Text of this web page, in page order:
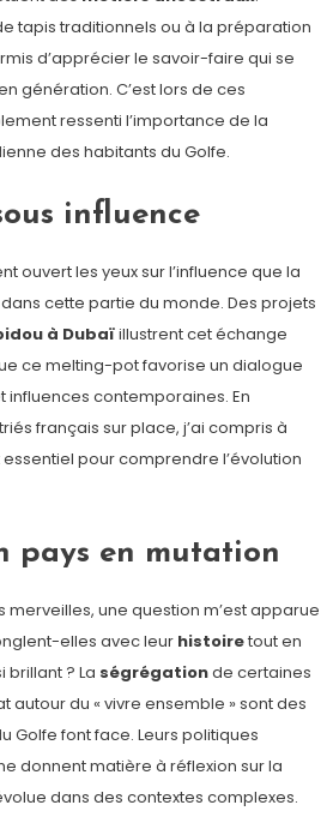
tapis traditionnels ou à la préparation
d’apprécier le savoir-faire qui se
génération. C’est lors de ces
ressenti l’importance de la
des habitants du Golfe.
influence
ouvert les yeux sur l’influence que la
cette partie du monde. Des projets
à Dubaïillustrent cet échange
ce melting-pot favorise un dialogue
contemporaines. En
français sur place, j’ai compris à
pour comprendre l’évolution
pays en mutation
merveilles, une question m’est apparue
elles avec leur histoiretout en
brillant ? La ségrégationde certaines
autour du « vivre ensemble » sont des
Golfe font face. Leurs politiques
donnent matière à réflexion sur la
dans des contextes complexes.